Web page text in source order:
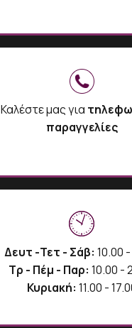
Καλέστε μας για
παραγγελίες
Δευτ -Τετ - Σάβ: 10.00
Τρ - Πέμ - Παρ: 10.00 -
Κυριακή: 11.00 -